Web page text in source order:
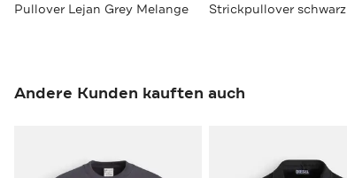
Pullover Lejan Grey Melange Strickpullover schwarz
Andere Kunden kauften auch